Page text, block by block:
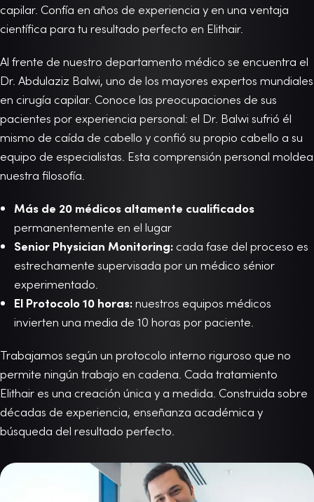
capilar. Confía en años de experiencia y en una ventaja
científica para tu resultado perfecto en Elithair.
Al frente de nuestro departamento médico se encuentra el
Dr. Abdulaziz Balwi, uno de los mayores expertos mundiales
en cirugía capilar. Conoce las preocupaciones de sus
pacientes por experiencia personal: el Dr. Balwi sufrió él
mismo de caída de cabello y confió su propio cabello a su
equipo de especialistas. Esta comprensión personal moldea
nuestra filosofía.
Más de 20 médicos altamente cualificados
permanentemente en el lugar
Senior Physician Monitoring: cada fase del proceso es
estrechamente supervisada por un médico sénior
experimentado.
El Protocolo 10 horas:nuestros equipos médicos
invierten una media de 10 horas por paciente.
Trabajamos según un protocolo interno riguroso que no
permite ningún trabajo en cadena. Cada tratamiento
Elithair es una creación única y a medida. Construida sobre
décadas de experiencia, enseñanza académica y
búsqueda del resultado perfecto.